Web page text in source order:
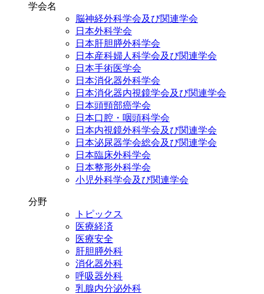
学会名
脳神経外科学会及び関連学会
日本外科学会
日本肝胆膵外科学会
日本産科婦人科学会及び関連学会
日本手術医学会
日本消化器外科学会
日本消化器内視鏡学会及び関連学会
日本頭頸部癌学会
日本口腔・咽頭科学会
日本内視鏡外科学会及び関連学会
日本泌尿器学会総会及び関連学会
日本臨床外科学会
日本整形外科学会
小児外科学会及び関連学会
分野
トピックス
医療経済
医療安全
肝胆膵外科
消化器外科
呼吸器外科
乳腺内分泌外科